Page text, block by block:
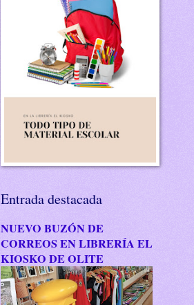
Entrada destacada
NUEVO BUZÓN DE
CORREOS EN LIBRERÍA EL
KIOSKO DE OLITE